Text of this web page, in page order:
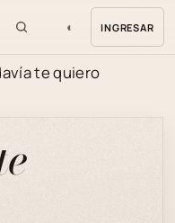
◐ INGRESAR
te quiero